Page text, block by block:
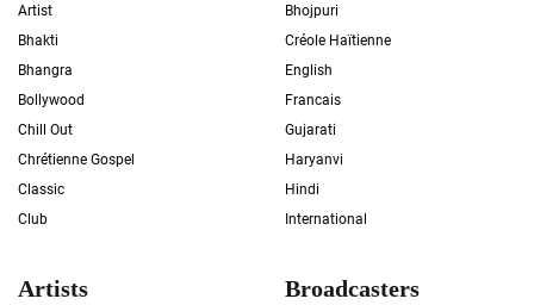
Artist
Bhakti
Bhangra
Bollywood
Chill Out
Chrétienne Gospel
Classic
Club
Bhojpuri
Créole Haïtienne
English
Francais
Gujarati
Haryanvi
Hindi
International
Artists Broadcasters